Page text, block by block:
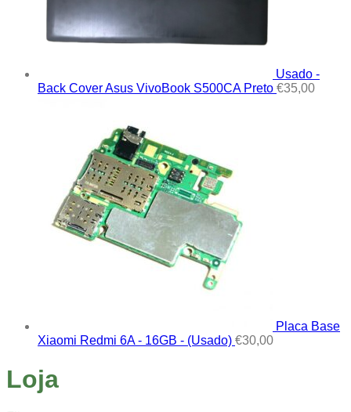
Usado -
Back Cover Asus VivoBook S500CA Preto €35,00
Placa Base
Xiaomi Redmi 6A - 16GB - (Usado) €30,00
Loja